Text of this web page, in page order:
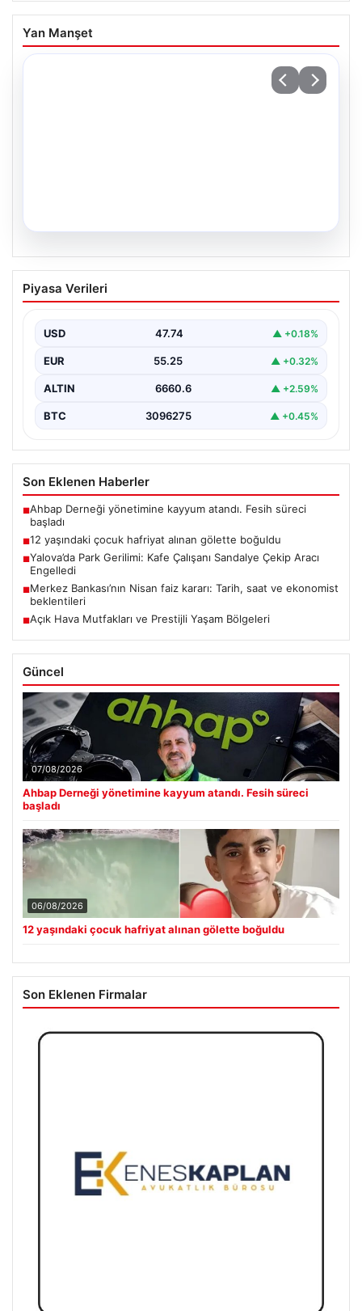
Yan Manşet
05.08.2026
Merkez Bankası’nın Nisan faiz kararı:
Tarih, saat ve ekonomist beklentileri
Kurulu, nisan ayı faiz kararını açıklamak üzere
toplanıyor.…
Piyasa Verileri
USD 47.74 ▲ +0.18%
EUR 55.25 ▲ +0.32%
ALTIN 6660.6 ▲ +2.59%
BTC 3096275 ▲ +0.45%
Son Eklenen Haberler
■Ahbap Derneği yönetimine kayyum atandı. Fesih süreci
başladı
■12 yaşındaki çocuk hafriyat alınan gölette boğuldu
■Yalova’da Park Gerilimi: Kafe Çalışanı Sandalye Çekip Aracı
Engelledi
■Merkez Bankası’nın Nisan faiz kararı: Tarih, saat ve ekonomist
beklentileri
■Açık Hava Mutfakları ve Prestijli Yaşam Bölgeleri
Güncel
07/08/2026
Ahbap Derneği yönetimine kayyum atandı. Fesih süreci
başladı
06/08/2026
12 yaşındaki çocuk hafriyat alınan gölette boğuldu
Son Eklenen Firmalar